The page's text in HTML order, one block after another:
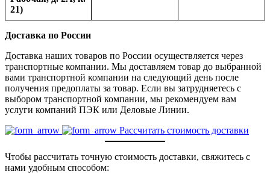
21)
Доставка по России
Доставка наших товаров по России осуществляется через
транспортные компании. Мы доставляем товар до выбранной
вами транспортной компании на следующий день после
получения предоплаты за товар. Если вы затрудняетесь с
выбором транспортной компании, мы рекомендуем вам
услуги компаний ПЭК или Деловые Линии.
Рассчитать стоимость доставки
Чтобы рассчитать точную стоимость доставки, свяжитесь с
нами удобным способом: